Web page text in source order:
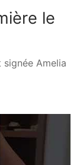
le
Amelia